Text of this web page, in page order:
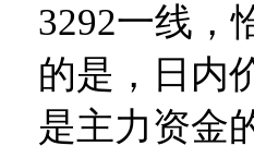
3292一线，
的是，日内
是主力资金